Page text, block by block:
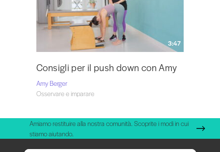
3:47
Consigli per il push down con Amy
Amy Berger
Osservare e imparare
Amiamo restituire alla nostra comunità. Scoprite i modi in cui
stiamo aiutando.